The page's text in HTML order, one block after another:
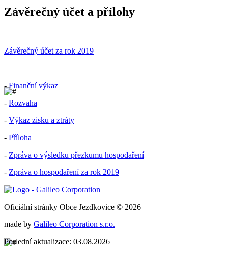
Závěrečný účet a přílohy
Závěrečný účet za rok 2019
-Finanční výkaz
- Rozvaha
- Výkaz zisku a ztráty
- Příloha
- Zpráva o výsledku přezkumu hospodaření
- Zpráva o hospodaření za rok 2019
Oficiální stránky Obce Jezdkovice © 2026
made by Galileo Corporation s.r.o.
Poslední aktualizace: 03.08.2026